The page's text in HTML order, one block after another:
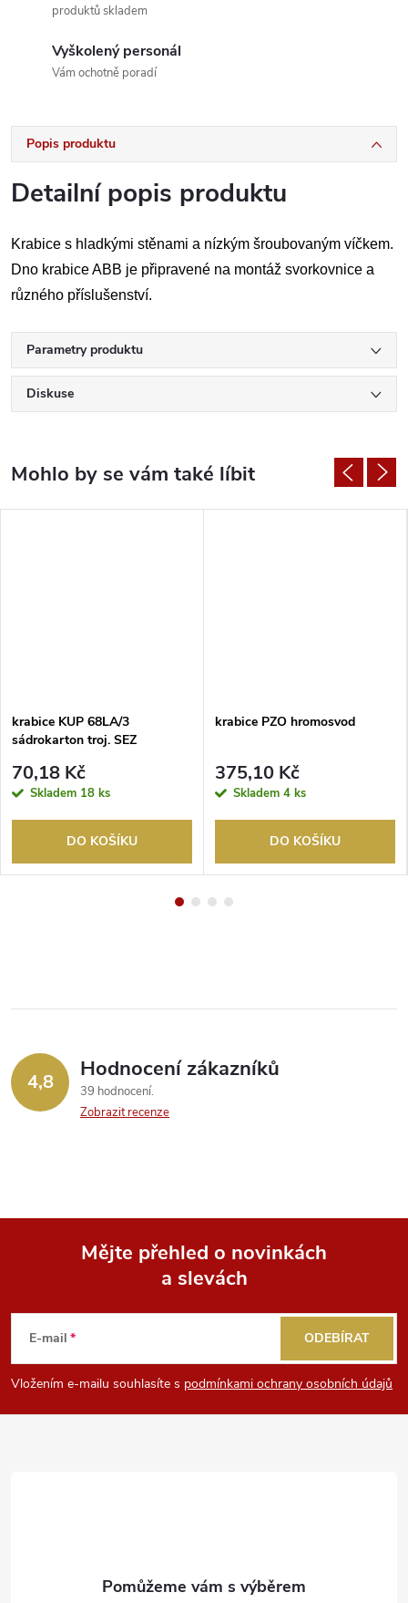
produktů skladem
Vyškolený personál
Vám ochotně poradí
Popis produktu
Detailní popis produktu
Krabice s hladkými stěnami a nízkým šroubovaným víčkem.
Dno krabice ABB je připravené na montáž svorkovnice a
různého příslušenství.
Parametry produktu
Diskuse
krabice KUP 68LA/3
sádrokarton troj. SEZ
70,18 Kč
Skladem 18 ks
DO KOŠÍKU
krabice PZO hromosvod
375,10 Kč
Skladem 4 ks
DO KOŠÍKU
4,8 Hodnocení zákazníků
39 hodnocení
Zobrazit recenze
p
Mějte přehled o novinkách
a slevách
E-mail
Vložením e-mailu souhlasíte s podmínkami ochrany osobních údajů
ODEBÍRAT